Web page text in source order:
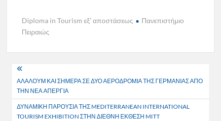
Diploma in Tourism εξ’ αποστάσεως
Πανεπιστήμιο
Πειραιώς
Πλοήγηση
άρθρων
ΑΛΑΛΟΥΜ ΚΑΙ ΣΗΜΕΡΑ ΣΕ ΔΥΟ ΑΕΡΟΔΡΟΜΙΑ ΤΗΣ ΓΕΡΜΑΝΙΑΣ ΑΠΟ
ΤΗΝ ΝΕΑ ΑΠΕΡΓΙΑ
ΔΥΝΑΜΙΚΗ ΠΑΡΟΥΣΙΑ ΤΗΣ MEDITERRANEAN INTERNATIONAL
TOURISM EXHIBITION ΣΤΗΝ ΔΙΕΘΝΗ ΕΚΘΕΣΗ MITT